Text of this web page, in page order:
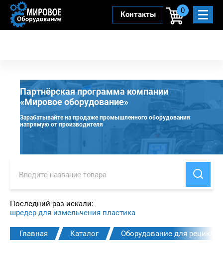
Контакты 0
Партнёрская программа компании
«Мировое оборудование»
Зарабатывайте на продаже промышленного оборудования
напрямую от производителя
Последний раз искали:
шредер для измельчения пластика
Главная Каталог Оборудование для